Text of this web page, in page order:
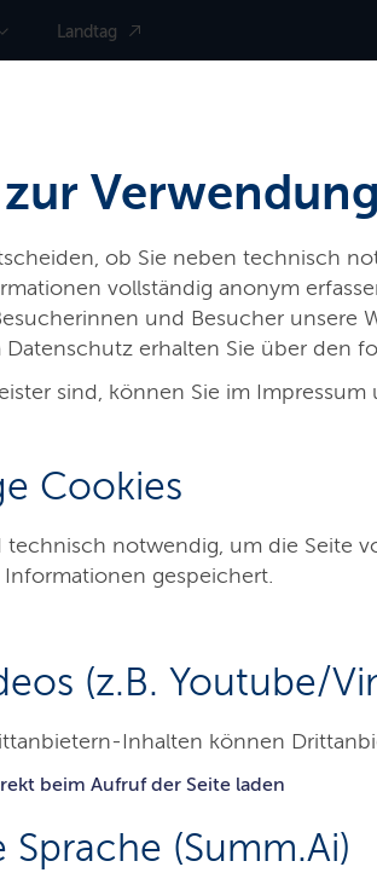
ob Sie neben technisch
vollständig anonym
und Besucher unsere
erhalten Sie über den
sind, können Sie im
Cookies
technisch notwendig, um die Seite
gespeichert.
(z.B. Youtube/
Inhalten können
beim Aufruf der Seite laden
Sprache (Summ.Ai)
Landtag
Besucher & Service